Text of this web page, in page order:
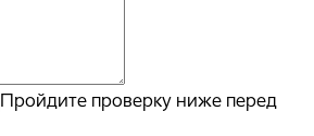
Пройдите проверку ниже перед